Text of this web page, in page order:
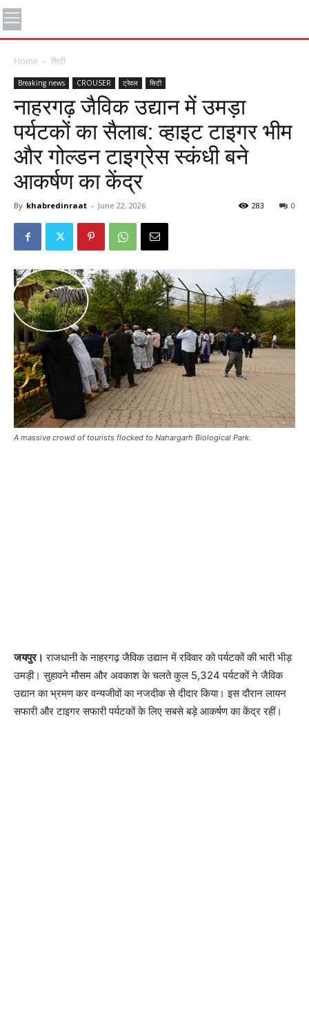
Home सिटी
Breaking news CROUSER ट्रेवल सिटी
नाहरगढ़ जैविक उद्यान में उमड़ा
पर्यटकों का सैलाब: व्हाइट टाइगर भीम
और गोल्डन टाइग्रेस स्कंधी बने
आकर्षण का केंद्र
By khabredinraat - June 22, 2026 0
283
A massive crowd of tourists flocked to Nahargarh Biological Park.
जयपुर। राजधानी के नाहरगढ़ जैविक उद्यान में रविवार को पर्यटकों की भारी भीड़
उमड़ी। सुहावने मौसम और अवकाश के चलते कुल 5,324 पर्यटकों ने जैविक
उद्यान का भ्रमण कर वन्यजीवों का नजदीक से दीदार किया। इस दौरान लायन
सफारी और टाइगर सफारी पर्यटकों के लिए सबसे बड़े आकर्षण का केंद्र रहीं।